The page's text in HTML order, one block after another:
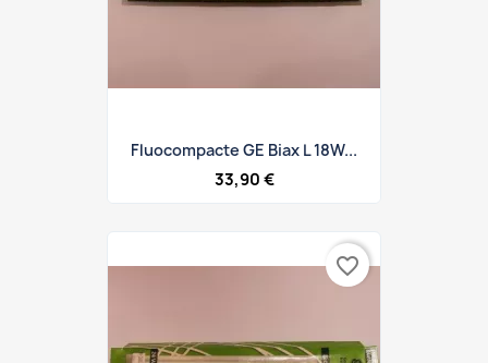
Fluocompacte GE Biax L 18W...
33,90 €
favorite_border